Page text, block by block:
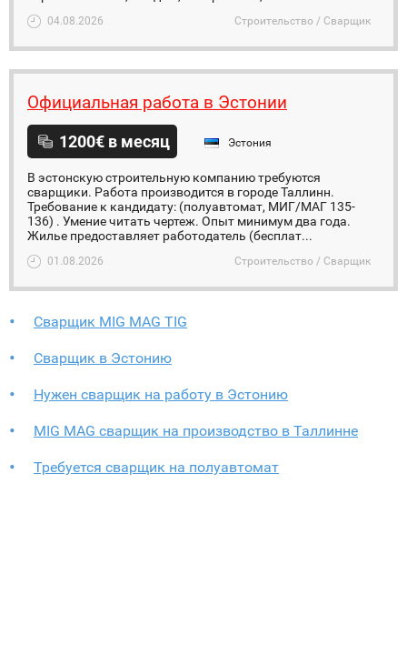
04.08.2026 Строительство / Сварщик
Официальная работа в Эстонии
1200€ в месяц Эстония
В эстонскую строительную компанию требуются
сварщики. Работа производится в городе Таллинн.
Требование к кандидату: (полуавтомат, МИГ/МАГ 135-
136) . Умение читать чертеж. Опыт минимум два года.
Жилье предоставляет работодатель (бесплат...
01.08.2026 Строительство / Сварщик
Сварщик MIG MAG TIG
Сварщик в Эстонию
Нужен сварщик на работу в Эстонию
MIG MAG сварщик на производство в Таллинне
Требуется сварщик на полуавтомат